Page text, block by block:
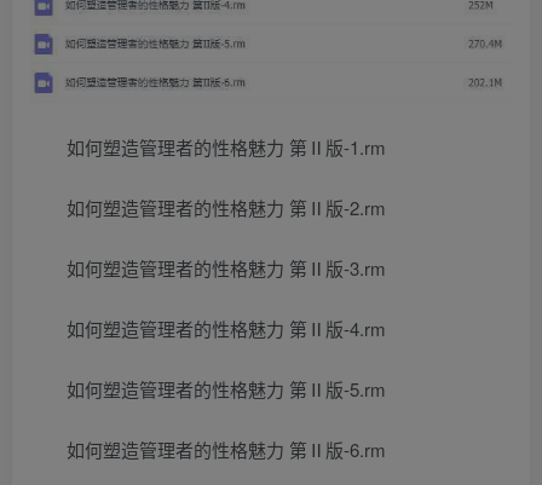
如何塑造管理者的性格魅力 第Ⅱ版-1.rm
如何塑造管理者的性格魅力 第Ⅱ版-2.rm
如何塑造管理者的性格魅力 第Ⅱ版-3.rm
如何塑造管理者的性格魅力 第Ⅱ版-4.rm
如何塑造管理者的性格魅力 第Ⅱ版-5.rm
如何塑造管理者的性格魅力 第Ⅱ版-6.rm